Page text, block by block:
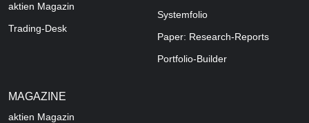
aktien Magazin
Trading-Desk
Systemfolio
Paper: Research-Reports
Portfolio-Builder
MAGAZINE
aktien Magazin